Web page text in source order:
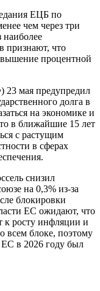
ЕЦБ по
чем через три
признают, что
процентной
мая предупредил
долга в
на экономике и
в ближайшие 15 лет
с растущим
в сферах
снизил
на 0,3% из-за
блокировки
ЕС ожидают, что
к росту инфляции и
всем блоке, поэтому
в 2026 году был